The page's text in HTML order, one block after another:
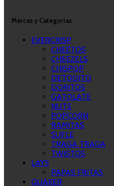
Marcas y Categorías
EVERCRISP
CHEETOS
CHEEZELS
CHISPOP
DETODITO
DORITOS
GATOLATE
NUTS
POPCORN
RAMITAS
SUFLE
TRAGA TRAGA
TWISTOS
LAYS
PAPAS FRITAS
QUAKER